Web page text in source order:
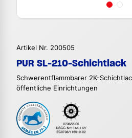
Artikel Nr. 200505
PUR SL-210-Schichtlack
Schwerentflammbarer 2K-
öffentliche Einrichtungen